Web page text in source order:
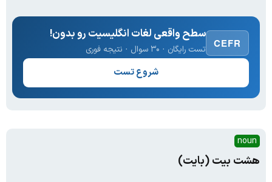
CEFR
سطح واقعی لغات انگلیسیت رو بدون!
تست رایگان · ۳۰ سوال · نتیجه فوری
شروع تست
noun
هشت بیت (بایت)